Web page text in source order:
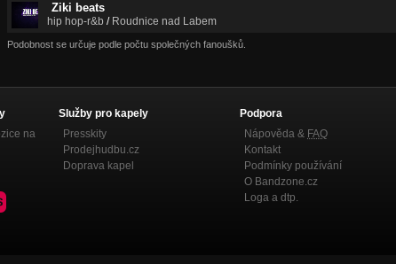
Ziki beats
hip hop-r&b / Roudnice nad Labem
Podobnost se určuje podle počtu společných fanoušků.
na
Služby pro kapely
Presskity
Prodejhudbu.cz
Doprava kapel
Podpora
Nápověda & FAQ
Kontakt
Podmínky používání
O Bandzone.cz
Loga a dtp.